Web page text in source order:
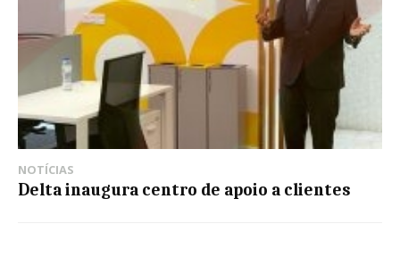
NOTÍCIAS
Delta inaugura centro de apoio a clientes